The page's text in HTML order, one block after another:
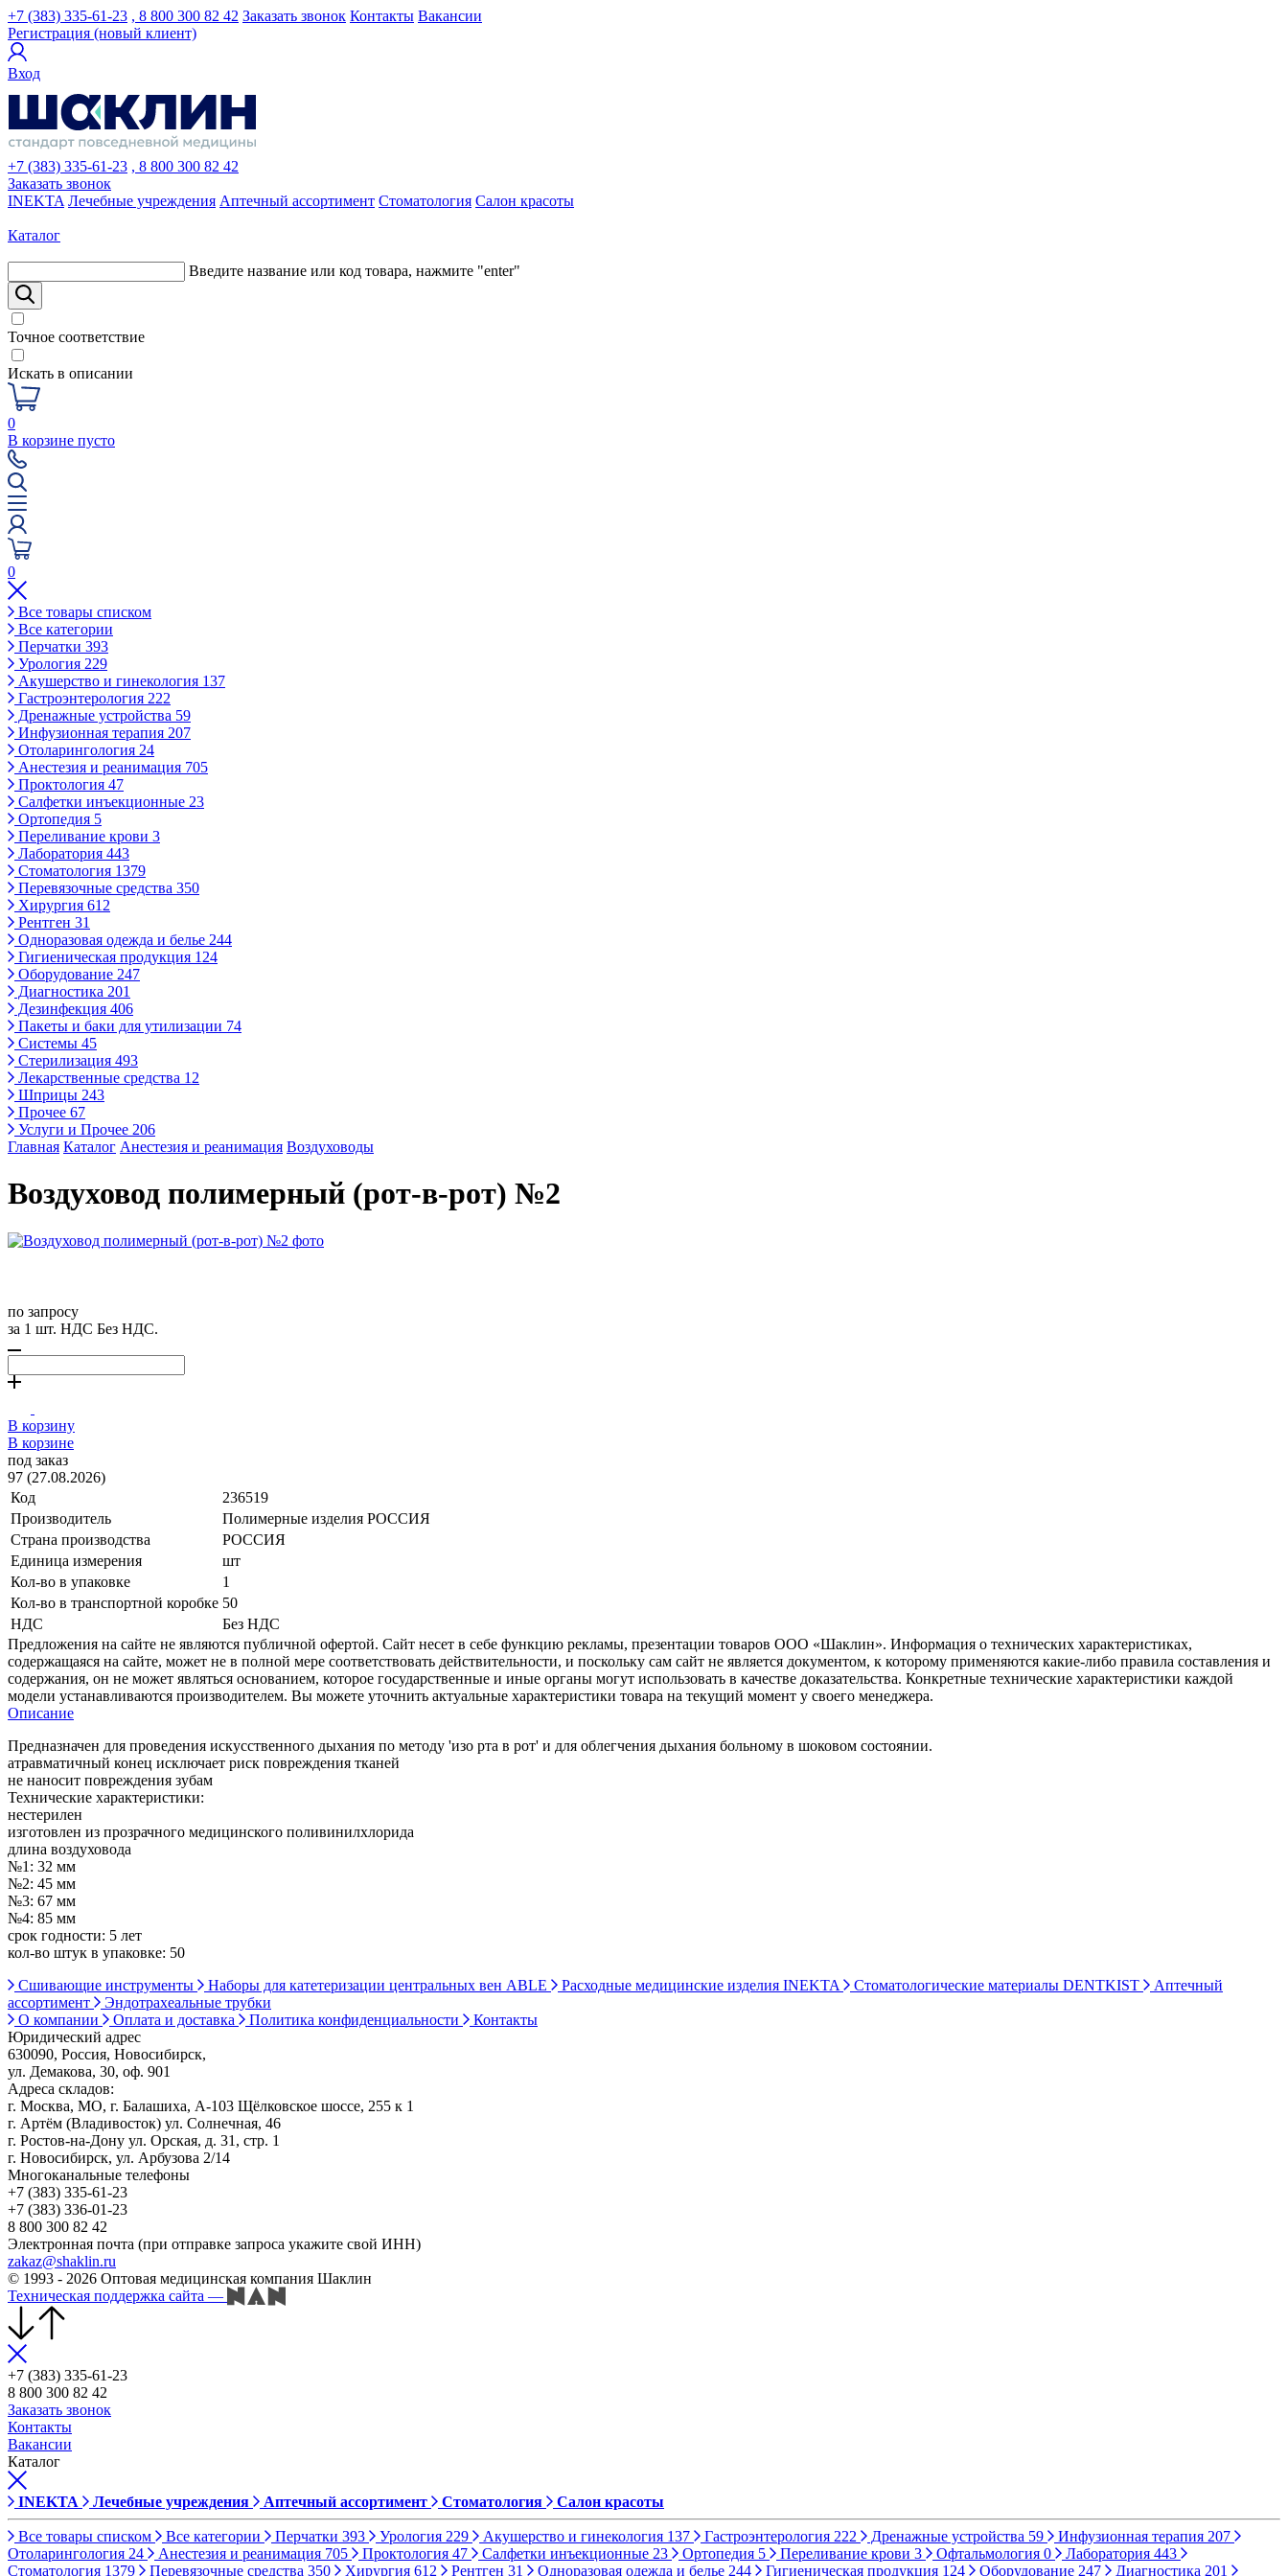
+7 (383) 335-61-23 , 8 800 300 82 42 Заказать звонок Контакты Вакансии
Регистрация (новый клиент)
Вход
+7 (383) 335-61-23 , 8 800 300 82 42
Заказать звонок
INEKTA Лечебные учреждения Аптечный ассортимент Стоматология Салон красоты
Каталог
Введите название или код товара, нажмите "enter"
Точное соответствие
Искать в описании
0
В корзине пусто
0
Все товары списком
Все категории
Перчатки 393
Урология 229
Акушерство и гинекология 137
Гастроэнтерология 222
Дренажные устройства 59
Инфузионная терапия 207
Отоларингология 24
Анестезия и реанимация 705
Проктология 47
Салфетки инъекционные 23
Ортопедия 5
Переливание крови 3
Лаборатория 443
Стоматология 1379
Перевязочные средства 350
Хирургия 612
Рентген 31
Одноразовая одежда и белье 244
Гигиеническая продукция 124
Оборудование 247
Диагностика 201
Дезинфекция 406
Пакеты и баки для утилизации 74
Системы 45
Стерилизация 493
Лекарственные средства 12
Шприцы 243
Прочее 67
Услуги и Прочее 206
Главная Каталог Анестезия и реанимация Воздуховоды
Воздуховод полимерный (рот-в-рот) №2
по запросу
за 1 шт. НДС Без НДС.
В корзину
В корзине
под заказ
97 (27.08.2026)
Код
236519
Производитель
Полимерные изделия РОССИЯ
Страна производства
РОССИЯ
Единица измерения
шт
Кол-во в упаковке
1
Кол-во в транспортной коробке 50
НДС
Без НДС
Предложения на сайте не являются публичной офертой. Сайт несет в себе функцию рекламы, презентации товаров ООО «Шаклин». Информация о технических характеристиках,
содержащаяся на сайте, может не в полной мере соответствовать действительности, и поскольку сам сайт не является документом, к которому применяются какие-либо правила составления и
содержания, он не может являться основанием, которое государственные и иные органы могут использовать в качестве доказательства. Конкретные технические характеристики каждой
модели устанавливаются производителем. Вы можете уточнить актуальные характеристики товара на текущий момент у своего менеджера.
Описание
Предназначен для проведения искусственного дыхания по методу 'изо рта в рот' и для облегчения дыхания больному в шоковом состоянии.
атравматичный конец исключает риск повреждения тканей
не наносит повреждения зубам
Технические характеристики:
нестерилен
изготовлен из прозрачного медицинского поливинилхлорида
длина воздуховода
№1: 32 мм
№2: 45 мм
№3: 67 мм
№4: 85 мм
срок годности: 5 лет
кол-во штук в упаковке: 50
Сшивающие инструменты
Наборы для катетеризации центральных вен ABLE Расходные медицинские изделия INEKTA Стоматологические материалы DENTKIST
Аптечный
ассортимент
Эндотрахеальные трубки
О компании
Оплата и доставка Политика конфиденциальности
Контакты
Юридический адрес
630090, Россия, Новосибирск,
ул. Демакова, 30, оф. 901
Адреса складов:
г. Москва, МО, г. Балашиха, А-103 Щёлковское шоссе, 255 к 1
г. Артём (Владивосток) ул. Солнечная, 46
г. Ростов-на-Дону ул. Орская, д. 31, стр. 1
г. Новосибирск, ул. Арбузова 2/14
Многоканальные телефоны
+7 (383) 335-61-23
+7 (383) 336-01-23
8 800 300 82 42
Электронная почта (при отправке запроса укажите свой ИНН)
zakaz@shaklin.ru
© 1993 - 2026 Оптовая медицинская компания Шаклин
Техническая поддержка сайта —
+7 (383) 335-61-23
8 800 300 82 42
Заказать звонок
Контакты
Вакансии
Каталог
INEKTA Лечебные учреждения Аптечный ассортимент Стоматология Салон красоты
Все товары списком Все категории Перчатки 393 Урология 229 Акушерство и гинекология 137 Гастроэнтерология 222 Дренажные устройства 59 Инфузионная терапия 207
Отоларингология 24 Анестезия и реанимация 705 Проктология 47 Салфетки инъекционные 23 Ортопедия 5 Переливание крови 3 Офтальмология 0 Лаборатория 443
Стоматология 1379 Перевязочные средства 350 Хирургия 612 Рентген 31 Одноразовая одежда и белье 244 Гигиеническая продукция 124 Оборудование 247 Диагностика 201